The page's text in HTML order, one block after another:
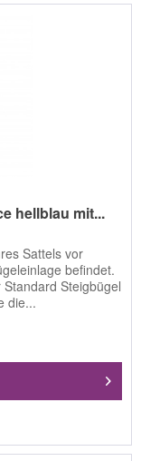
hellblau mit...
Sattels vor
befindet.
Steigbügel
die...